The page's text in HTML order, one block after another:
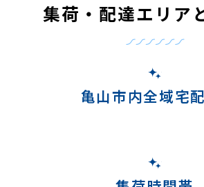
集荷・配達エリア
亀山市内全域宅